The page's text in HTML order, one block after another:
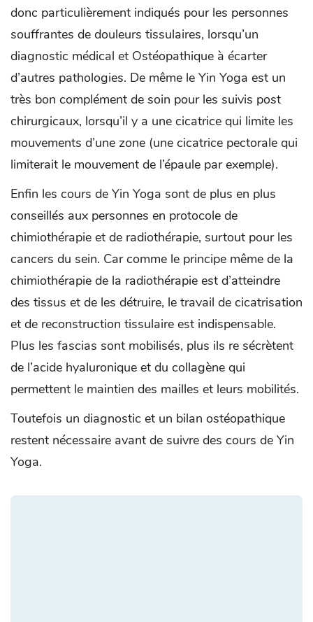
donc particulièrement indiqués pour les personnes
souffrantes de douleurs tissulaires, lorsqu’un
diagnostic médical et Ostéopathique à écarter
d’autres pathologies. De même le Yin Yoga est un
très bon complément de soin pour les suivis post
chirurgicaux, lorsqu’il y a une cicatrice qui limite les
mouvements d’une zone (une cicatrice pectorale qui
limiterait le mouvement de l’épaule par exemple).
Enfin les cours de Yin Yoga sont de plus en plus
conseillés aux personnes en protocole de
chimiothérapie et de radiothérapie, surtout pour les
cancers du sein. Car comme le principe même de la
chimiothérapie de la radiothérapie est d’atteindre
des tissus et de les détruire, le travail de cicatrisation
et de reconstruction tissulaire est indispensable.
Plus les fascias sont mobilisés, plus ils re sécrètent
de l’acide hyaluronique et du collagène qui
permettent le maintien des mailles et leurs mobilités.
Toutefois un diagnostic et un bilan ostéopathique
restent nécessaire avant de suivre des cours de Yin
Yoga.